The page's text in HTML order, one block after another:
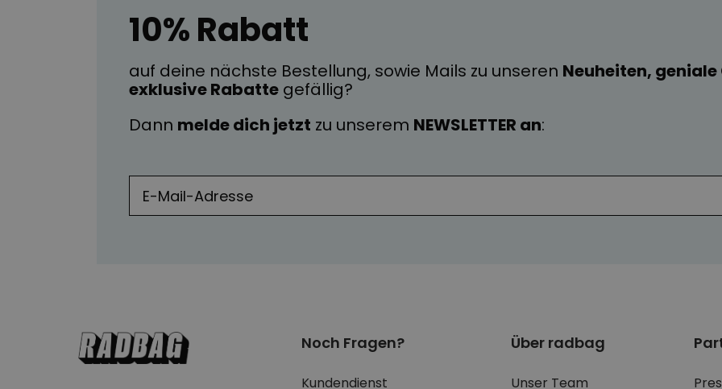
10% Rabatt
auf deine nächste Bestellung, sowie Mails zu unseren Neuheiten,
exklusive Rabatte gefällig?
Dann melde dich jetzt zu unserem NEWSLETTER an:
Noch Fragen?
Kundendienst
Über radbag
Unser Team